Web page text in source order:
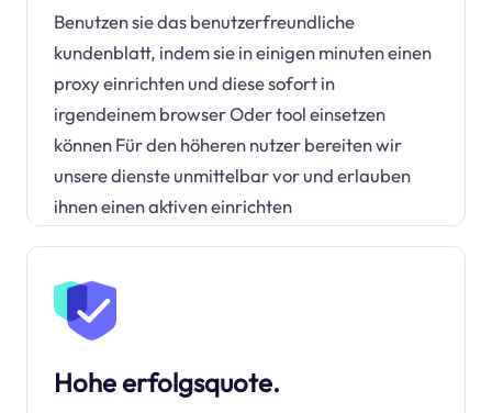
Benutzen sie das benutzerfreundliche
kundenblatt, indem sie in einigen minuten einen
proxy einrichten und diese sofort in
irgendeinem browser Oder tool einsetzen
können Für den höheren nutzer bereiten wir
unsere dienste unmittelbar vor und erlauben
ihnen einen aktiven einrichten
Hohe erfolgsquote.